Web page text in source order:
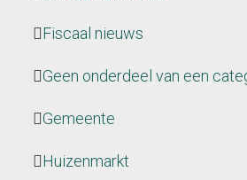
Fiscaal nieuws
Geen onderdeel van een
Gemeente
Huizenmarkt